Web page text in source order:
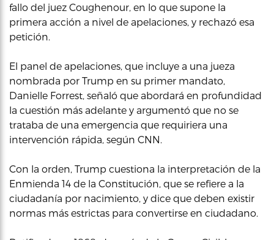
fallo del juez Coughenour, en lo que supone la
primera acción a nivel de apelaciones, y rechazó esa
petición.
El panel de apelaciones, que incluye a una jueza
nombrada por Trump en su primer mandato,
Danielle Forrest, señaló que abordará en profundidad
la cuestión más adelante y argumentó que no se
trataba de una emergencia que requiriera una
intervención rápida, según CNN.
Con la orden, Trump cuestiona la interpretación de la
Enmienda 14 de la Constitución, que se refiere a la
ciudadanía por nacimiento, y dice que deben existir
normas más estrictas para convertirse en ciudadano.